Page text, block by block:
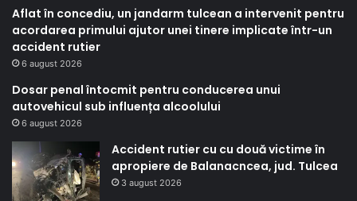
Aflat în concediu, un jandarm tulcean a intervenit pentru
acordarea primului ajutor unei tinere implicate într-un
accident rutier
6 august 2026
Dosar penal întocmit pentru conducerea unui
autovehicul sub influența alcoolului
6 august 2026
Accident rutier cu cu două victime în
apropiere de Balanacncea, jud. Tulcea
3 august 2026